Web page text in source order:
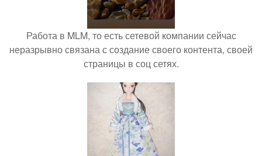
Работа в MLM, то есть сетевой компании сейчас
неразрывно связана с создание своего контента, своей
страницы в соц сетях.